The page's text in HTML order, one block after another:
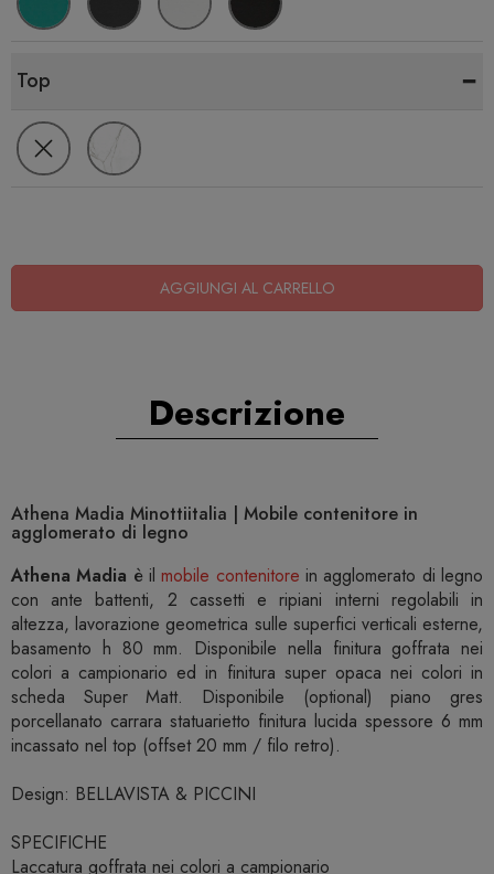
Top -
AGGIUNGI AL CARRELLO
Descrizione
Athena Madia Minottiitalia | Mobile contenitore in
agglomerato di legno
Athena Madia è ilmobile contenitore in agglomerato di legno
con ante battenti, 2 cassetti e ripiani interni regolabili in
altezza, lavorazione geometrica sulle superfici verticali esterne,
basamento h 80 mm. Disponibile nella finitura goffrata nei
colori a campionario ed in finitura super opaca nei colori in
scheda Super Matt. Disponibile (optional) piano gres
porcellanato carrara statuarietto finitura lucida spessore 6 mm
incassato nel top (offset 20 mm / filo retro).
Design: BELLAVISTA & PICCINI
SPECIFICHE
Laccatura goffrata nei colori a campionario